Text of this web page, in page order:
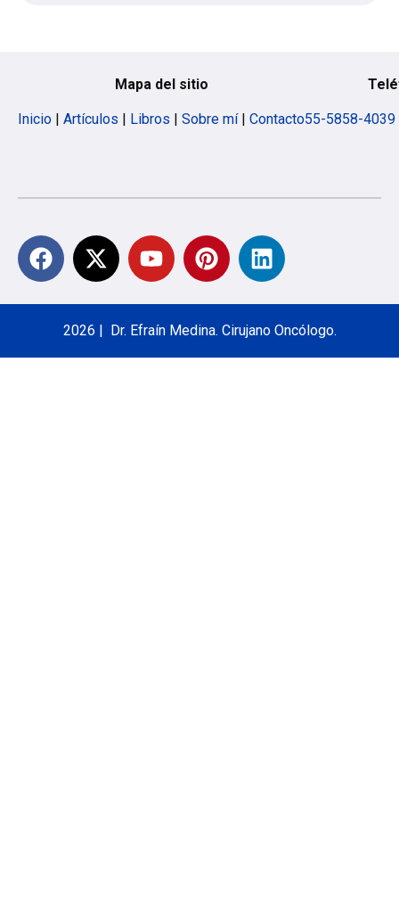
Mapa del sitio
Inicio | Artículos | Libros | Sobre mí| Contacto55-5858-4039
2026 | Dr. Efraín Medina. Cirujano Oncólogo.